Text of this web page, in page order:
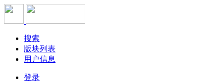
搜索
版块列表
用户信息
登录